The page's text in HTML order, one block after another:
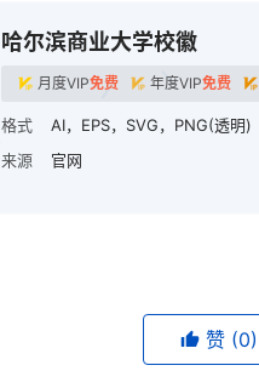
哈尔滨商业大学校徽
月度VIP免费 年度VIP免费
格式 AI，EPS，SVG，PNG(透明)
来源
官网
赞 (0)